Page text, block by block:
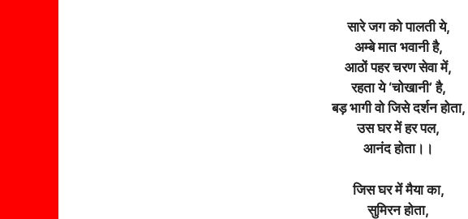
सारे जग को पालती ये,
अम्बे मात भवानी है,
आठों पहर चरण सेवा में,
रहता ये ‘चोखानी’ है,
बड़ भागी वो जिसे दर्शन होता,
उस घर में हर पल,
आनंद होता।।
जिस घर में मैया का,
सुमिरन होता,